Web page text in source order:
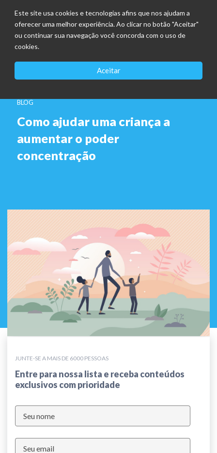
Este site usa cookies e tecnologias afins que nos ajudam a
oferecer uma melhor experiência. Ao clicar no botão "Aceitar"
ou continuar sua navegação você concorda com o uso de
cookies.
Aceitar
BLOG
Como ajudar uma criança a
aumentar o poder
concentração
JUNTE-SE A MAIS DE 6000 PESSOAS
Entre para nossa lista e receba conteúdos
exclusivos com prioridade